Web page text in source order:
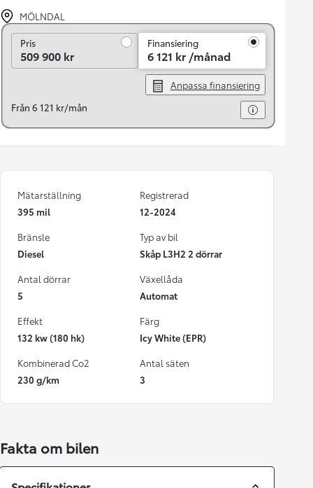
MÖLNDAL
PrisPris
509 900 kr
Finansiering
6 121 kr /månad
Anpassa finansiering
Från 6 121 kr/mån
Mätarställning
395 mil
Registrerad
12-2024
Bränsle
Diesel
Typ av bil
Skåp L3H2 2 dörrar
Antal dörrar
5
Växellåda
Automat
Effekt
132 kw (180 hk)
Färg
Icy White (EPR)
Kombinerad Co2
230 g/km
Antal säten
3
Fakta om bilen